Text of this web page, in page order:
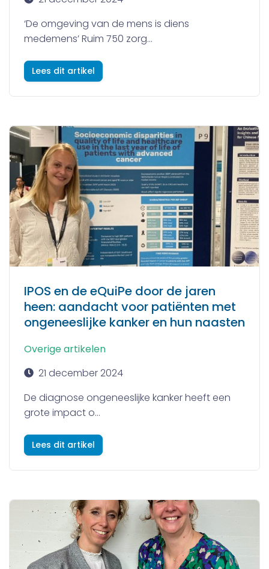
‘De omgeving van de mens is diens
medemens’ Ruim 750 zorg...
Lees dit artikel
IPOS en de eQuiPe door de jaren
heen: aandacht voor patiënten met
ongeneeslijke kanker en hun naasten
Overige artikelen
21 december 2024
De diagnose ongeneeslijke kanker heeft een
grote impact o...
Lees dit artikel